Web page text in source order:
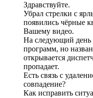
Здравствуйте.
Убрал стрелки с
появились чёрные
Вашему видео.
На следующий день
программ, но
открывается
пропадает.
Есть связь с
совпадение?
Как исправить